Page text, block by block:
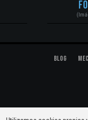
Blog